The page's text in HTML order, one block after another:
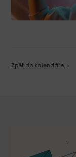
Zpět do kalendáře